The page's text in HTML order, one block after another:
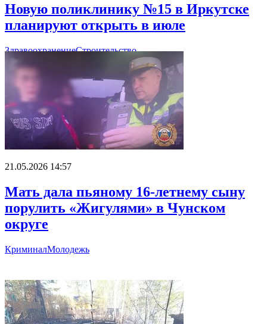
Новую поликлинику №15 в Иркутске
планируют открыть в июле
ЗдравоохранениеСтроительство
21.05.2026 14:57
Мать дала пьяному 16-летнему сыну
порулить «Жигулями» в Чунском
округе
КриминалМолодежь